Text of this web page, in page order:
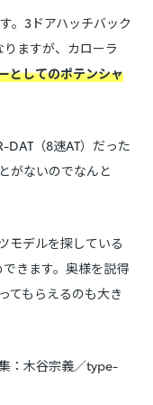
。3ドアハッチバック
ますが、カローラ
としてのポテンシャ
DAT（8速AT）だった
がないのでなんと
モデルを探している
きます。奥様を説得
てもらえるのも大き
：木谷宗義／type-